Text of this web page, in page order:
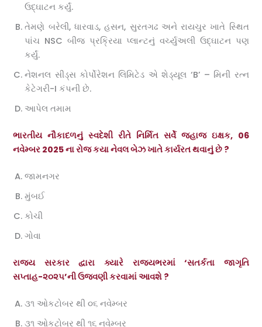
ઉદ્ઘાટન કર્યું.
તેમણે બરેલી, ધારવાડ, હસન, સુરતગઢ અને રાયચુર ખાતે સ્થિત
પાંચ NSC બીજ પ્રક્રિયા પ્લાન્ટનું વર્ચ્યુઅલી ઉદ્ઘાટન પણ
કર્યું.
નેશનલ સીડ્સ કોર્પોરેશન લિમિટેડ એ શેડ્યૂલ ‘B’ – મિની રત્ન
કેટેગરી-I કંપની છે.
આપેલ તમામ
ભારતીય નૌકાદળનું સ્વદેશી રીતે નિર્મિત સર્વે જહાજ ઇક્ષક, 06
નવેમ્બર 2025 ના રોજ કયા નેવલ બેઝ ખાતે કાર્યરત થવાનું છે ?
જામનગર
મુંબઈ
કોચી
ગોવા
રાજ્ય સરકાર દ્વારા ક્યારે રાજ્યભરમાં ‘સતર્કતા જાગૃતિ
સપ્તાહ-૨૦૨૫’ની ઉજવણી કરવામાં આવશે ?
૩૧ ઓકટોબર થી ૦૬ નવેમ્બર
૩૧ ઓકટોબર થી ૧૬ નવેમ્બર